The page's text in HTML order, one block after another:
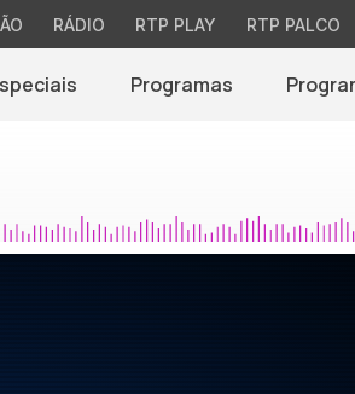
RÁDIO RTP PLAY RTP PALCO
Programas